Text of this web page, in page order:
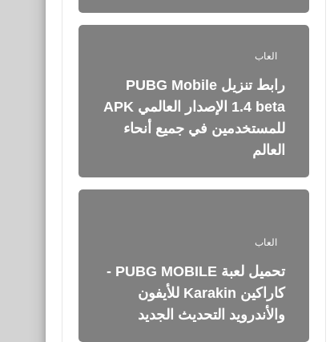
العاب
رابط تنزيل PUBG Mobile
1.4 beta الإصدار العالمي APK
للمستخدمين في جميع أنحاء
العالم
العاب
تحميل لعبة PUBG MOBILE -
كاراكين‏ Karakin للأيفون
والأندرويد التحديث الجديد